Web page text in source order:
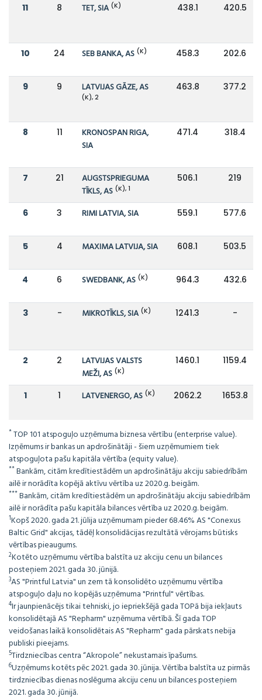
11 8 TET, SIA (K) 438.1 420.5
10 24 SEB BANKA, AS (K) 458.3 202.6
9 9 LATVIJAS GĀZE, AS
(K), 2
463.8 377.2
8 11
KRONOSPAN RIGA,
SIA
471.4 318.4
7 21
AUGSTSPRIEGUMA
TĪKLS, AS (K), 1
506.1 219
6 3 RIMI LATVIA, SIA 559.1 577.6
5 4 MAXIMA LATVIJA, SIA 608.1 503.5
4 6 SWEDBANK, AS (K) 964.3 432.6
3 - MIKROTĪKLS, SIA (K) 1241.3 -
2 2
LATVIJAS VALSTS
MEŽI, AS (K)
1460.1 1159.4
1 1 LATVENERGO, AS (K) 2062.2 1653.8
*TOP 101 atspoguļo uzņēmuma biznesa vērtību (enterprise value).
Izņēmums ir bankas un apdrošinātāji - šiem uzņēmumiem tiek
atspoguļota pašu kapitāla vērtība (equity value).
**Bankām, citām kredītiestādēm un apdrošinātāju akciju sabiedrībām
ailē ir norādīta kopējā aktīvu vērtība uz 2020.g. beigām.
***Bankām, citām kredītiestādēm un apdrošinātāju akciju sabiedrībām
ailē ir norādīta pašu kapitāla bilances vērtība uz 2020.g. beigām.
1Kopš 2020. gada 21. jūlija uzņēmumam pieder 68.46% AS "Conexus
Baltic Grid" akcijas, tādēļ konsolidācijas rezultātā vērojams būtisks
vērtības pieaugums.
2Kotēto uzņēmumu vērtība balstīta uz akciju cenu un bilances
posteņiem 2021. gada 30. jūnijā.
3AS "Printful Latvia" un zem tā konsolidēto uzņēmumu vērtība
atspoguļo daļu no kopējās uzņēmuma "Printful" vērtības.
4Ir jaunpienācējs tikai tehniski, jo iepriekšējā gada TOPā bija iekļauts
konsolidētajā AS "Repharm" uzņēmuma vērtībā. Šī gada TOP
veidošanas laikā konsolidētais AS "Repharm" gada pārskats nebija
publiski pieejams.
5Tirdzniecības centra “Akropole” nekustamais īpašums.
6Uzņēmums kotēts pēc 2021. gada 30. jūnija. Vērtība balstīta uz pirmās
tirdzniecības dienas noslēguma akciju cenu un bilances posteņiem
2021. gada 30. jūnijā.